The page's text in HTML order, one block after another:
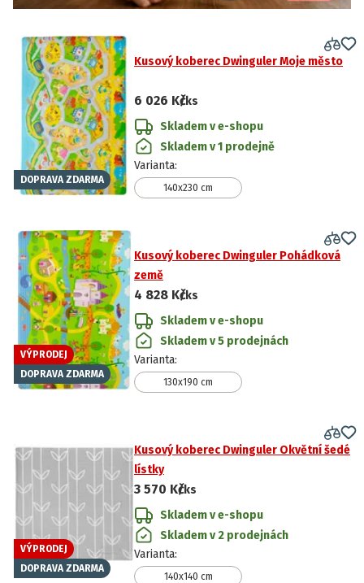
DOPRAVA ZDARMA
Kusový koberec Dwinguler Moje město
6 026 Kč/ks
Skladem v e-shopu
Skladem v 1 prodejně
Varianta:
140x230 cm
VÝPRODEJ
DOPRAVA ZDARMA
Kusový koberec Dwinguler Pohádková
země
4 828 Kč/ks
Skladem v e-shopu
Skladem v 5 prodejnách
Varianta:
130x190 cm
VÝPRODEJ
DOPRAVA ZDARMA
Kusový koberec Dwinguler Okvětní šedé
lístky
3 570 Kč/ks
Skladem v e-shopu
Skladem v 2 prodejnách
Varianta:
140x140 cm